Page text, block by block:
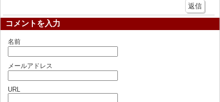
返信
コメントを入力
名前
メールアドレス
URL